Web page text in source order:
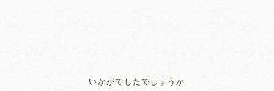
いかがでしたでしょうか